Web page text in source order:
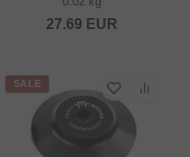
27.69 EUR
SALE